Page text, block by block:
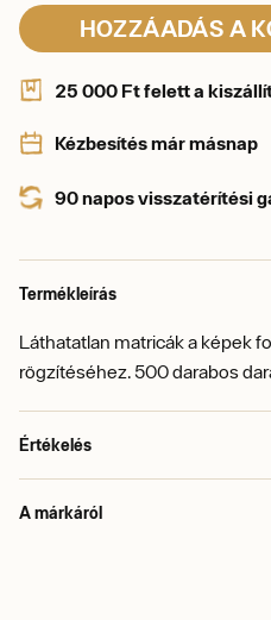
HOZZÁADÁS A
25 000 Ft felett a
Kézbesítés már másnap
90 napos visszatérítési
Termékleírás
Láthatatlan matricák a képek
rögzítéséhez. 500 darabos
Értékelés
A márkáról